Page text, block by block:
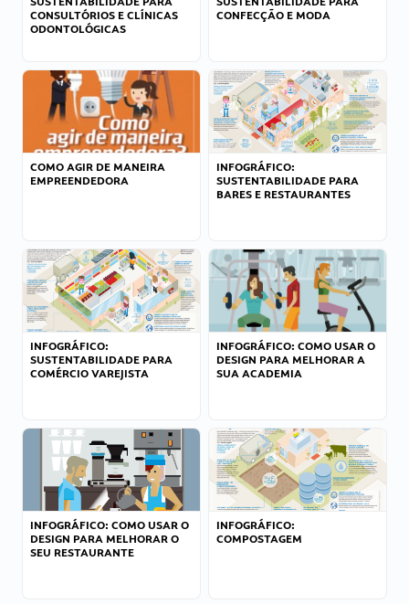
CONSULTÓRIOS E CLÍNICAS
ODONTOLÓGICAS
CONFECÇÃO E MODA
COMO AGIR DE MANEIRA
EMPREENDEDORA
INFOGRÁFICO:
SUSTENTABILIDADE PARA
BARES E RESTAURANTES
INFOGRÁFICO:
SUSTENTABILIDADE PARA
COMÉRCIO VAREJISTA
INFOGRÁFICO: COMO USAR O
DESIGN PARA MELHORAR A
SUA ACADEMIA
INFOGRÁFICO: COMO USAR O
DESIGN PARA MELHORAR O
SEU RESTAURANTE
INFOGRÁFICO:
COMPOSTAGEM